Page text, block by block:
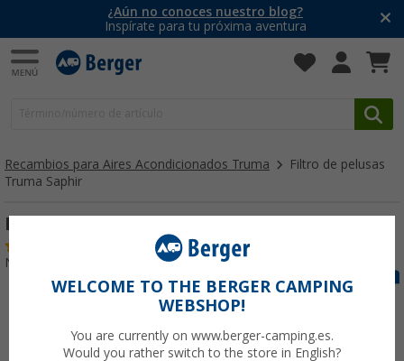
¿Aún no conoces nuestro blog?
Inspírate para tu próxima aventura
Recambios para Aires Acondicionados Truma
Filtro de pelusas
Truma Saphir
Filtro de pelusas Truma Saphir
Nº de artículo 114693
WELCOME TO THE BERGER CAMPING
WEBSHOP!
You are currently on www.berger-camping.es.
Would you rather switch to the store in English?